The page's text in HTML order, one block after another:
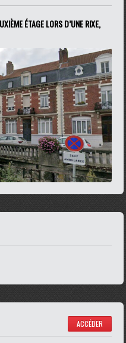
ÉTAGE LORS D’UNE RIXE,
ACCÉDER